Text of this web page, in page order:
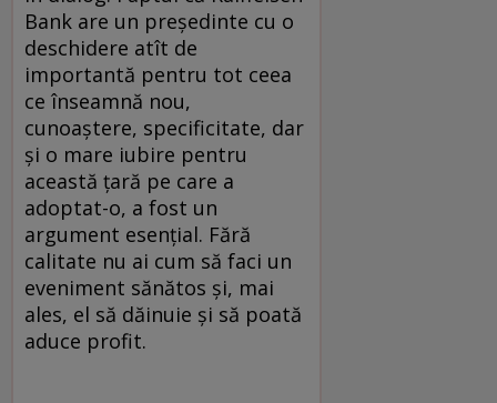
Bank are un preşedinte cu o
deschidere atît de
importantă pentru tot ceea
ce înseamnă nou,
cunoaştere, specificitate, dar
şi o mare iubire pentru
această ţară pe care a
adoptat-o, a fost un
argument esenţial. Fără
calitate nu ai cum să faci un
eveniment sănătos şi, mai
ales, el să dăinuie şi să poată
aduce profit.